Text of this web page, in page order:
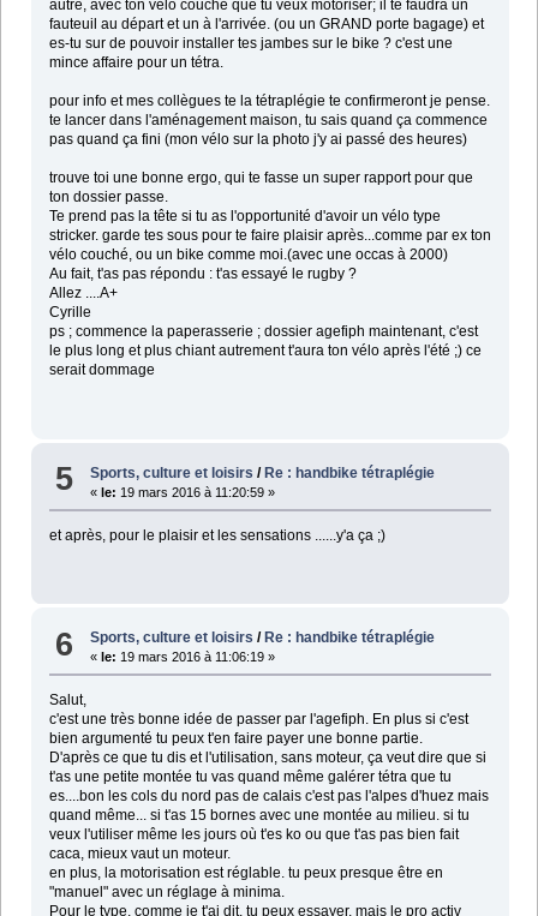
autre, avec ton vélo couché que tu veux motoriser; il te faudra un
fauteuil au départ et un à l'arrivée. (ou un GRAND porte bagage) et
es-tu sur de pouvoir installer tes jambes sur le bike ? c'est une
mince affaire pour un tétra.
pour info et mes collègues te la tétraplégie te confirmeront je pense.
te lancer dans l'aménagement maison, tu sais quand ça commence
pas quand ça fini (mon vélo sur la photo j'y ai passé des heures)
trouve toi une bonne ergo, qui te fasse un super rapport pour que
ton dossier passe.
Te prend pas la tête si tu as l'opportunité d'avoir un vélo type
stricker. garde tes sous pour te faire plaisir après...comme par ex ton
vélo couché, ou un bike comme moi.(avec une occas à 2000)
Au fait, t'as pas répondu : t'as essayé le rugby ?
Allez ....A+
Cyrille
ps ; commence la paperasserie ; dossier agefiph maintenant, c'est
le plus long et plus chiant autrement t'aura ton vélo après l'été ;) ce
serait dommage
5 Sports, culture et loisirs /Re : handbike tétraplégie
«le: 19 mars 2016 à 11:20:59 »
et après, pour le plaisir et les sensations ......y'a ça ;)
6 Sports, culture et loisirs / Re : handbike tétraplégie
« le: 19 mars 2016 à 11:06:19 »
Salut,
c'est une très bonne idée de passer par l'agefiph. En plus si c'est
bien argumenté tu peux t'en faire payer une bonne partie.
D'après ce que tu dis et l'utilisation, sans moteur, ça veut dire que si
t'as une petite montée tu vas quand même galérer tétra que tu
es....bon les cols du nord pas de calais c'est pas l'alpes d'huez mais
quand même... si t'as 15 bornes avec une montée au milieu. si tu
veux l'utiliser même les jours où t'es ko ou que t'as pas bien fait
caca, mieux vaut un moteur.
en plus, la motorisation est réglable. tu peux presque être en
"manuel" avec un réglage à minima.
Pour le type, comme je t'ai dit, tu peux essayer, mais le pro activ